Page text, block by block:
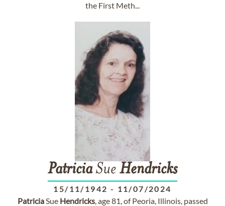
the First Meth...
PatriciaSue Hendricks
15/11/1942 - 11/07/2024
PatriciaSue Hendricks, age 81, of Peoria, Illinois, passed